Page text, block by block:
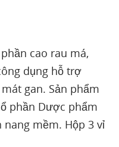
cao rau má,
dụng hỗ trợ
gan. Sản phẩm
phần Dược phẩm
nang mềm. Hộp 3 vỉ